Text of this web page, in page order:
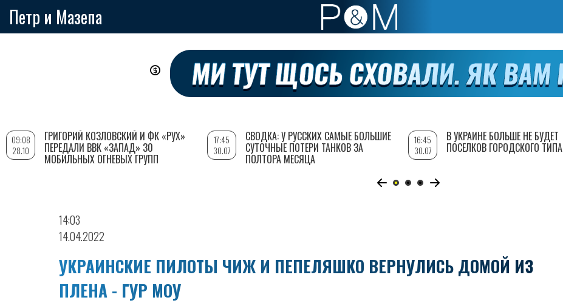
Петр и Мазепа
14:03
14.04.2022
УКРАИНСКИЕ ПИЛОТЫ ЧИЖ И ПЕПЕЛЯШКО ВЕРНУЛИСЬ ДОМОЙ ИЗ
ПЛЕНА - ГУР МОУ
09:08
28.10
ГРИГОРИЙ КОЗЛОВСКИЙ И ФК «РУХ»
ПЕРЕДАЛИ ВВК «ЗАПАД» 30
МОБИЛЬНЫХ ОГНЕВЫХ ГРУПП
17:45
30.07
СВОДКА: У РУССКИХ САМЫЕ БОЛЬШИЕ
СУТОЧНЫЕ ПОТЕРИ ТАНКОВ ЗА
ПОЛТОРА МЕСЯЦА
16:45
30.07
В УКРАИНЕ БОЛЬШЕ НЕ БУДЕТ
ПОСЕЛКОВ ГОРОДСКОГО ТИПА